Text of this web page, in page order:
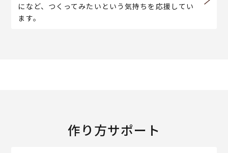
になど、つくってみたいという気持ちを応援してい
ます。
作り方サポート